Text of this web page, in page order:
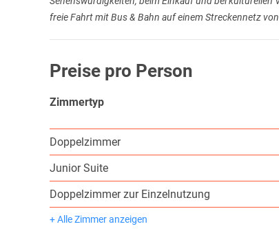
freie Fahrt mit Bus & Bahn auf einem Streckennetz
Preise pro Person
Zimmertyp
Doppelzimmer
Junior Suite
Doppelzimmer zur Einzelnutzung
+ Alle Zimmer anzeigen